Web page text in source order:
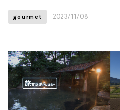
gourmet 2023/11/08